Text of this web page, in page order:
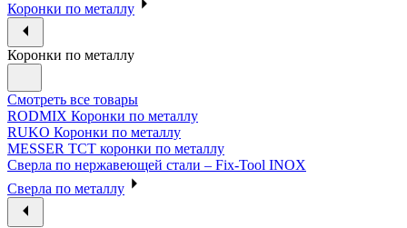
Коронки по металлу
Коронки по металлу
Смотреть все товары
RODMIX Коронки по металлу
RUKO Коронки по металлу
MESSER ТСТ коронки по металлу
Сверла по нержавеющей стали – Fix-Tool INOX
Сверла по металлу